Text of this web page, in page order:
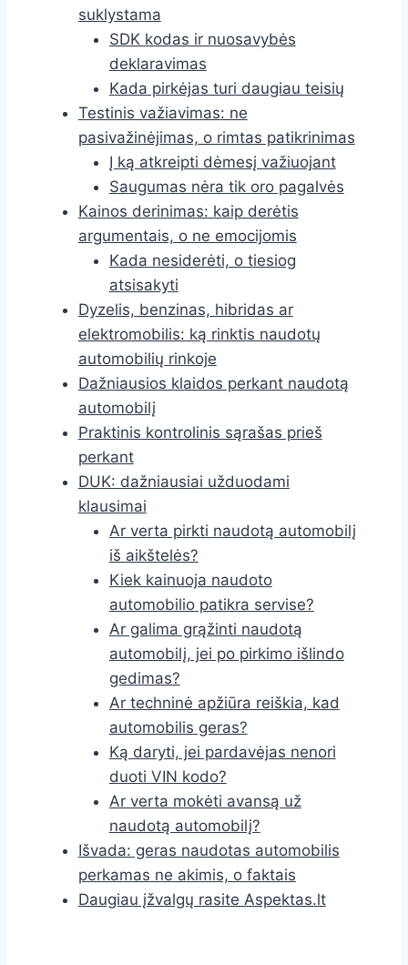
suklystama
SDK kodas ir nuosavybės
deklaravimas
Kada pirkėjas turi daugiau teisių
Testinis važiavimas: ne
pasivažinėjimas, o rimtas patikrinimas
Į ką atkreipti dėmesį važiuojant
Saugumas nėra tik oro pagalvės
Kainos derinimas: kaip derėtis
argumentais, o ne emocijomis
Kada nesiderėti, o tiesiog
atsisakyti
Dyzelis, benzinas, hibridas ar
elektromobilis: ką rinktis naudotų
automobilių rinkoje
Dažniausios klaidos perkant naudotą
automobilį
Praktinis kontrolinis sąrašas prieš
perkant
DUK: dažniausiai užduodami
klausimai
Ar verta pirkti naudotą automobilį
iš aikštelės?
Kiek kainuoja naudoto
automobilio patikra servise?
Ar galima grąžinti naudotą
automobilį, jei po pirkimo išlindo
gedimas?
Ar techninė apžiūra reiškia, kad
automobilis geras?
Ką daryti, jei pardavėjas nenori
duoti VIN kodo?
Ar verta mokėti avansą už
naudotą automobilį?
Išvada: geras naudotas automobilis
perkamas ne akimis, o faktais
Daugiau įžvalgų rasite Aspektas.lt